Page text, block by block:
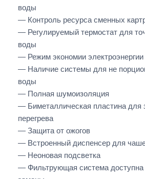
воды
— Контроль ресурса сменных
— Регулируемый термостат для
воды
— Режим экономии электроэнергии
— Наличие системы для не
воды
— Полная шумоизоляция
— Биметаллическая пластина для
перегрева
— Защита от ожогов
— Встроенный диспенсер для
— Неоновая подсветка
— Фильтрующая система